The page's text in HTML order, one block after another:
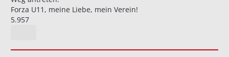
Forza U11, meine Liebe, mein Verein!
5.957